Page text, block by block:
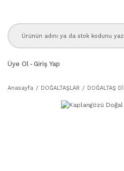
Üye Ol - Giriş Yap
Anasayfa DOĞALTAŞLAR DOĞALTAŞ